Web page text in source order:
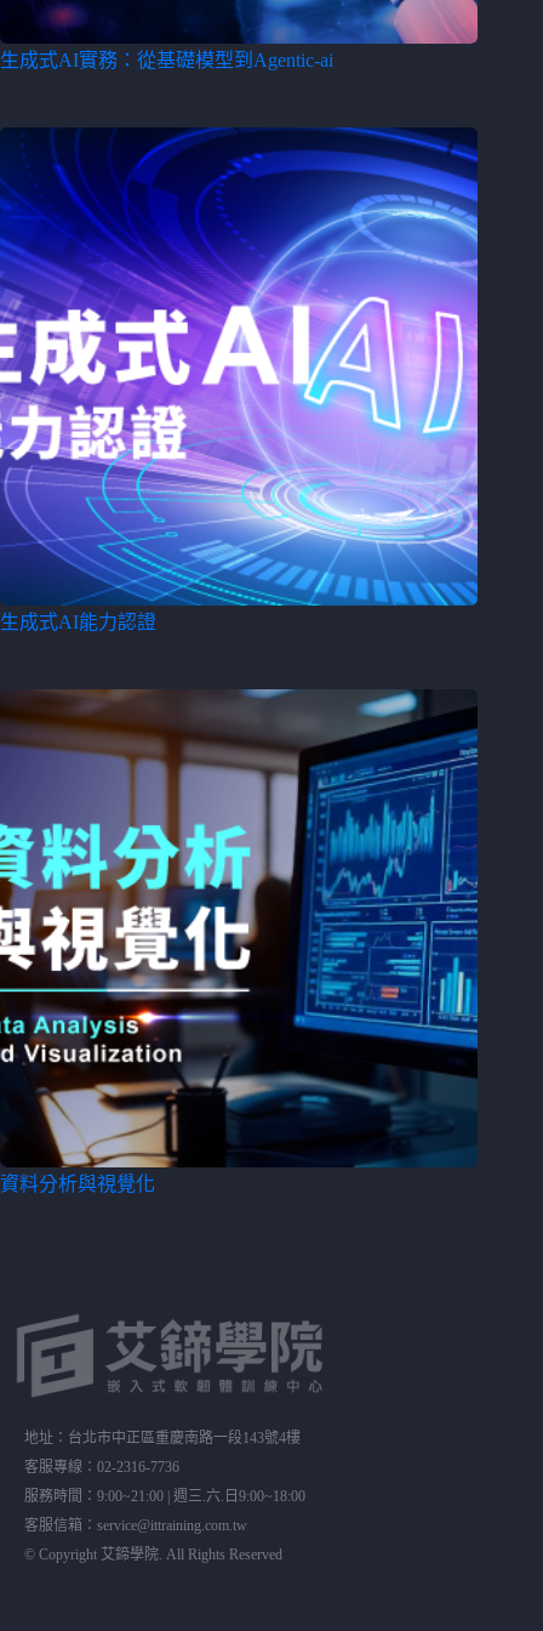
生成式AI實務：從基礎模型到Agentic-ai
生成式AI能力認證
資料分析與視覺化
地址：台北市中正區重慶南路一段143號4樓
客服專線：02-2316-7736
服務時間：9:00~21:00 | 週三.六.日9:00~18:00
客服信箱：service@ittraining.com.tw
© Copyright 艾鍗學院. All Rights Reserved